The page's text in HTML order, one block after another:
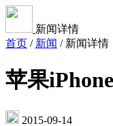
新闻详情
首页 / 新闻 / 新闻详情
苹果
2015-09-14